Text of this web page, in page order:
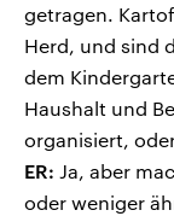
getragen.
Herd, und sind
dem
Haushalt und
organisiert,
ER: Ja, aber
oder weniger